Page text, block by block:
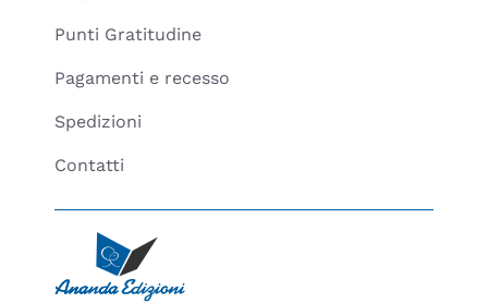
Punti Gratitudine
Pagamenti e recesso
Spedizioni
Contatti